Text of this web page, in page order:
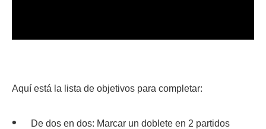
Aquí está la lista de objetivos para completar:
De dos en dos: Marcar un doblete en 2 partidos